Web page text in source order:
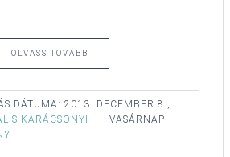
OLVASS TOVÁBB
DÁTUMA: 2013. DECEMBER 8.,
VASÁRNAP
KARÁCSONYI